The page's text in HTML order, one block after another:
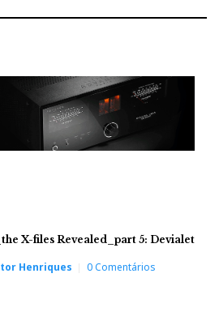
X-files Revealed_part 5: Devialet
Henriques 0 Comentários